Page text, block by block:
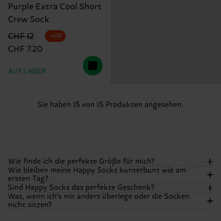
Purple Extra Cool Short
Crew Sock
Originalpreis
CHF 12
Reduzierter Preis
CHF 7.20
-40%
AUF LAGER
Sie haben 15 von 15 Produkten angesehen.
Wie finde ich die perfekte Größe für mich?
Wir wollen, dass deine Füße sich genauso happy fühlen,
wie sie aussehen! Die meisten unserer Socken gibt’s in
unseren Standardgrößen für Erwachsene. Aber: Bei
bestimmten Styles wie Kindersocken, Unterwäsche oder
Wie bleiben meine Happy Socks kunterbunt wie am
ersten Tag?
Damit die Farben richtig knallen und deine Happiness
frisch bleibt, wasch deine Socken am besten auf links.
Sind Happy Socks das perfekte Geschenk?
Na klar! Happy Socks wurden gemacht, um verschenkt zu
Was, wenn ich’s mir anders überlege oder die Socken
nicht sitzen?